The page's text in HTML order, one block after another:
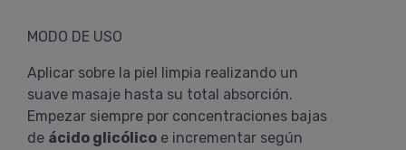
MODO DE USO
Aplicar sobre la piel limpia realizando un
suave masaje hasta su total absorción.
Empezar siempre por concentraciones bajas
de ácido glicólico e incrementar según